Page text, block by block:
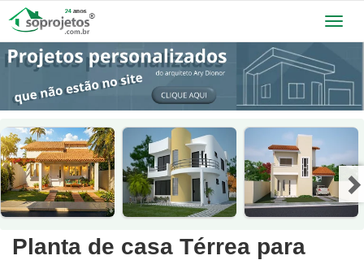
Planta de casa Térrea para